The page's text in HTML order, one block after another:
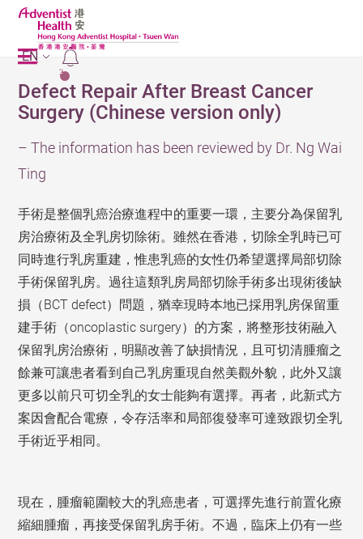
2
EN
Defect Repair After Breast Cancer
Surgery (Chinese version only)
– The information has been reviewed by Dr. Ng Wai
Ting
手術是整個乳癌治療進程中的重要一環，主要分為保留乳
房治療術及全乳房切除術。雖然在香港，切除全乳時已可
同時進行乳房重建，惟患乳癌的女性仍希望選擇局部切除
手術保留乳房。過往這類乳房局部切除手術多出現術後缺
損（BCT defect）問題，猶幸現時本地已採用乳房保留重
建手術（oncoplastic surgery）的方案，將整形技術融入
保留乳房治療術，明顯改善了缺損情況，且可切清腫瘤之
餘兼可讓患者看到自己乳房重現自然美觀外貌，此外又讓
更多以前只可切全乳的女士能夠有選擇。再者，此新式方
案因會配合電療，令存活率和局部復發率可達致跟切全乳
手術近乎相同。
現在，腫瘤範圍較大的乳癌患者，可選擇先進行前置化療
縮細腫瘤，再接受保留乳房手術。不過，臨床上仍有一些